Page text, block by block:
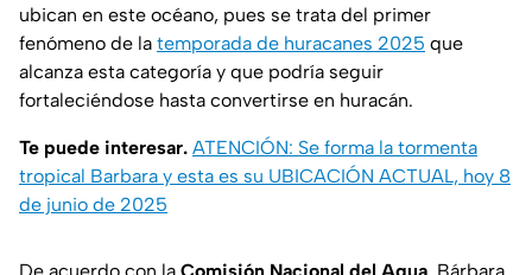
ubican en este océano, pues se trata del primer
fenómeno de la temporada de huracanes 2025 que
alcanza esta categoría y que podría seguir
fortaleciéndose hasta convertirse en huracán.
Te puede interesar. ATENCIÓN: Se forma la tormenta
tropical Barbara y esta es su UBICACIÓN ACTUAL, hoy 8
de junio de 2025